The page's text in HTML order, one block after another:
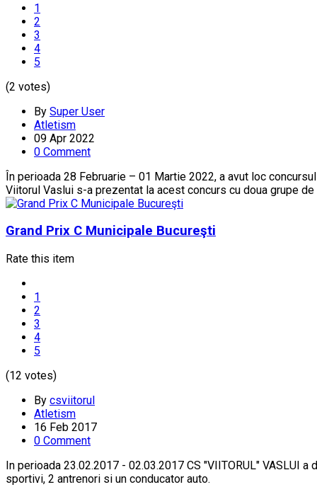
1
2
3
4
5
(2 votes)
By Super User
Atletism
09 Apr 2022
0 Comment
În perioada 28 Februarie – 01 Martie 2022, a avut loc
Viitorul Vaslui s-a prezentat la acest concurs cu doua grupe
Grand Prix C Municipale Bucureşti
Rate this item
1
2
3
4
5
(12 votes)
By csviitorul
Atletism
16 Feb 2017
0 Comment
In perioada 23.02.2017 - 02.03.2017 CS "VIITORUL" VASLUI
sportivi, 2 antrenori si un conducator auto.